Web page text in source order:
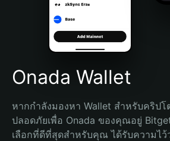
Português (Brasil)
Español (Argentina)
Onada Wallet
หากกำลังมองหา Wallet สำหรับคริปโ
ปลอดภัยเพื่อ Onada ของคุณอยู่
เลือกที่ดีที่สุดสำหรับคุณ ได้รับความไว้